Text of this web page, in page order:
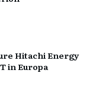
Hitachi Energy
in Europa